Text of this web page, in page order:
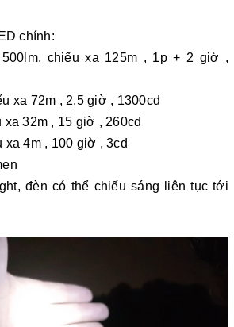
chính:
chiếu xa 125m , 1p + 2 giờ ,
xa 72m , 2,5 giờ , 1300cd
xa 32m , 15 giờ , 260cd
xa 4m , 100 giờ , 3cd
đèn có thể chiếu sáng liên tục tới